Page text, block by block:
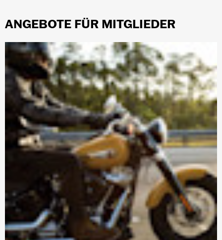
ANGEBOTE FÜR MITGLIEDER